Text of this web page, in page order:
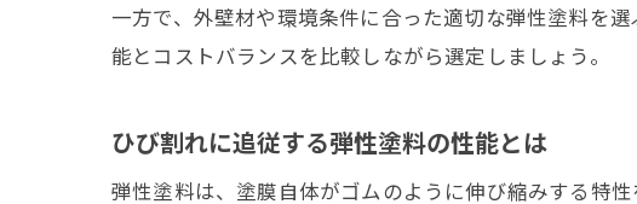
一方で、外壁材や環境条件に合った適切な弾性塗料を
能とコストバランスを比較しながら選定しましょう。
ひび割れに追従する弾性塗料の性能とは
弾性塗料は、塗膜自体がゴムのように伸び縮みする特